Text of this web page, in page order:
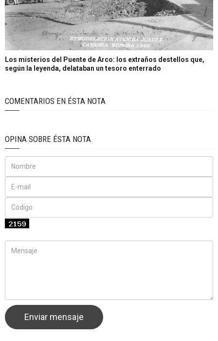
Los misterios del Puente de Arco: los extraños destellos que,
según la leyenda, delataban un tesoro enterrado
COMENTARIOS EN ÉSTA NOTA
OPINA SOBRE ÉSTA NOTA